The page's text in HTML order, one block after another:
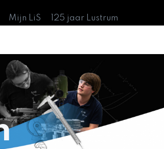
Mijn LiS 125 jaar Lustrum